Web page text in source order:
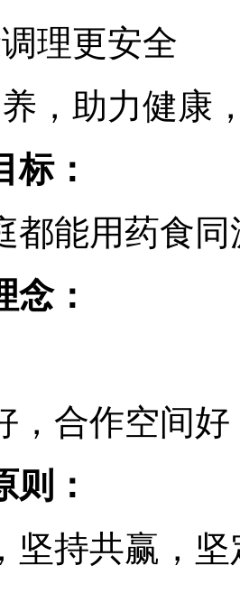
理更安全
，助力健康
标：
都能用药食
念：
，合作空间
则：
坚持共赢，